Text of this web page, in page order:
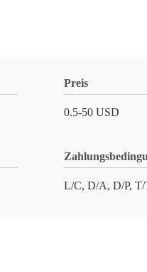
Preis
0.5-50 USD
L/C, D/A, D/P,